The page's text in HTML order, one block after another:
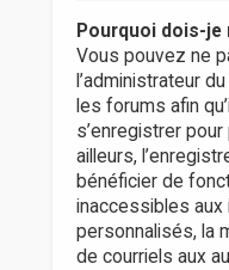
Pourquoi dois-je
Vous pouvez ne
l’administrateur
les forums afin
s’enregistrer
ailleurs,
bénéficier de
inaccessibles
personnalisés, la
de courriels aux